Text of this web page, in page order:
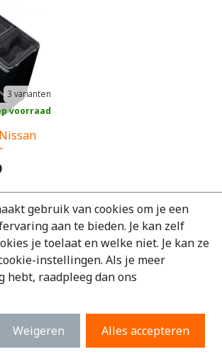
3 varianten
voorraad
gebruik van cookies om je een
aan te bieden. Je kan zelf
je toelaat en welke niet. Je kan ze
instellingen. Als je meer
hebt, raadpleeg dan ons
Weigeren Alles accepteren